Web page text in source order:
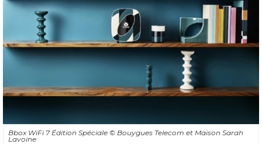
Bbox WiFi 7 Édition Spéciale © Bouygues Telecom et Maison Sarah
Lavoine